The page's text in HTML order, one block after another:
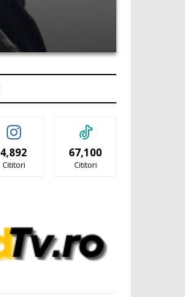
4,892
Cititori
67,100
Cititori